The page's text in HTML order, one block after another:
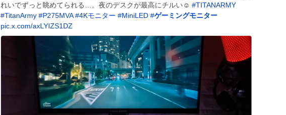
れいでずっと眺めてられる…。夜のデスクが最高にチルい☺️ #TITANARMY
#TitanArmy #P275MVA #4Kモニター #MiniLED #ゲーミングモニター
pic.x.com/axLYIZS1DZ